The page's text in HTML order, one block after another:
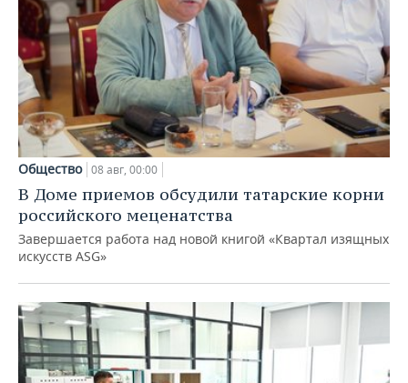
Общество 08 авг, 00:00
В Доме приемов обсудили татарские корни
российского меценатства
Завершается работа над новой книгой «Квартал изящных
искусств ASG»